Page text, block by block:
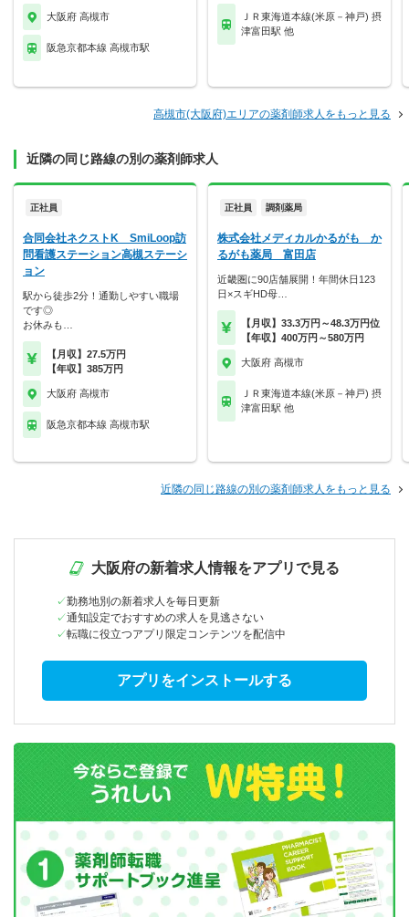
大阪府 高槻市
阪急京都本線 高槻市駅
ＪＲ東海道本線(米原－神戸) 摂
津富田駅 他
高槻市(大阪府)エリアの薬剤師求人をもっと見る
近隣の同じ路線の別の薬剤師求人
正社員
合同会社ネクストK SmiLoop訪
問看護ステーション高槻ステーシ
ョン
駅から徒歩2分！通勤しやすい職場
です◎
お休みも…
【月収】27.5万円
【年収】385万円
大阪府 高槻市
阪急京都本線 高槻市駅
正社員 調剤薬局
株式会社メディカルかるがも か
るがも薬局 富田店
近畿圏に90店舗展開！年間休日123
日×スギHD母…
【月収】33.3万円～48.3万円位
【年収】400万円～580万円
大阪府 高槻市
ＪＲ東海道本線(米原－神戸) 摂
津富田駅 他
近隣の同じ路線の別の薬剤師求人をもっと見る
大阪府の新着求人情報をアプリで見る
勤務地別の新着求人を毎日更新
通知設定でおすすめの求人を見逃さない
転職に役立つアプリ限定コンテンツを配信中
アプリをインストールする